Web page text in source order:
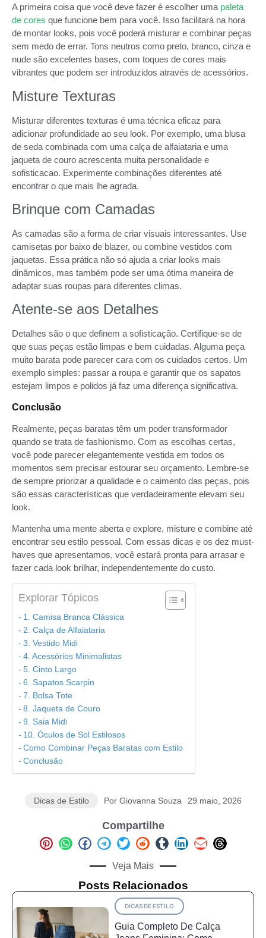
A primeira coisa que você deve fazer é escolher uma paleta
de cores que funcione bem para você. Isso facilitará na hora
de montar looks, pois você poderá misturar e combinar peças
sem medo de errar. Tons neutros como preto, branco, cinza e
nude são excelentes bases, com toques de cores mais
vibrantes que podem ser introduzidos através de acessórios.
Misture Texturas
Misturar diferentes texturas é uma técnica eficaz para
adicionar profundidade ao seu look. Por exemplo, uma blusa
de seda combinada com uma calça de alfaiataria e uma
jaqueta de couro acrescenta muita personalidade e
sofisticacao. Experimente combinações diferentes até
encontrar o que mais lhe agrada.
Brinque com Camadas
As camadas são a forma de criar visuais interessantes. Use
camisetas por baixo de blazer, ou combine vestidos com
jaquetas. Essa prática não só ajuda a criar looks mais
dinâmicos, mas também pode ser uma ótima maneira de
adaptar suas roupas para diferentes climas.
Atente-se aos Detalhes
Detalhes são o que definem a sofisticação. Certifique-se de
que suas peças estão limpas e bem cuidadas. Alguma peça
muito barata pode parecer cara com os cuidados certos. Um
exemplo simples: passar a roupa e garantir que os sapatos
estejam limpos e polidos já faz uma diferença significativa.
Conclusão
Realmente, peças baratas têm um poder transformador
quando se trata de fashionismo. Com as escolhas certas,
você pode parecer elegantemente vestida em todos os
momentos sem precisar estourar seu orçamento. Lembre-se
de sempre priorizar a qualidade e o caimento das peças, pois
são essas características que verdadeiramente elevam seu
look.
Mantenha uma mente aberta e explore, misture e combine até
encontrar seu estilo pessoal. Com essas dicas e os dez must-
haves que apresentamos, você estará pronta para arrasar e
fazer cada look brilhar, independentemente do custo.
Explorar Tópicos
1. Camisa Branca Clássica
2. Calça de Alfaiataria
3. Vestido Midi
4. Acessórios Minimalistas
5. Cinto Largo
6. Sapatos Scarpin
7. Bolsa Tote
8. Jaqueta de Couro
9. Saia Midi
10. Óculos de Sol Estilosos
Como Combinar Peças Baratas com Estilo
Conclusão
Dicas de Estilo PorGiovanna Souza 29 maio, 2026
Compartilhe
Veja Mais
Posts Relacionados
DICAS DE ESTILO
Guia Completo De Calça